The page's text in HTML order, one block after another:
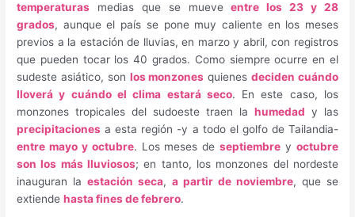
temperaturas medias que se mueveentre los 23 y 28
grados, aunque el país se pone muy caliente en los meses
previos a la estación de lluvias, en marzo y abril, con registros
que pueden tocar los 40 grados. Como siempre ocurre en el
sudeste asiático, son los monzones quienesdeciden cuándo
lloverá y cuándo el clima estará seco. En este caso, los
monzones tropicales del sudoeste traen la humedad y las
precipitaciones a esta región -y a todo el golfo de Tailandia-
entre mayo y octubre. Los meses deseptiembre y octubre
son los más lluviosos; en tanto, los monzones del nordeste
inauguran laestación seca,a partir de noviembre, que se
extiendehasta fines de febrero.